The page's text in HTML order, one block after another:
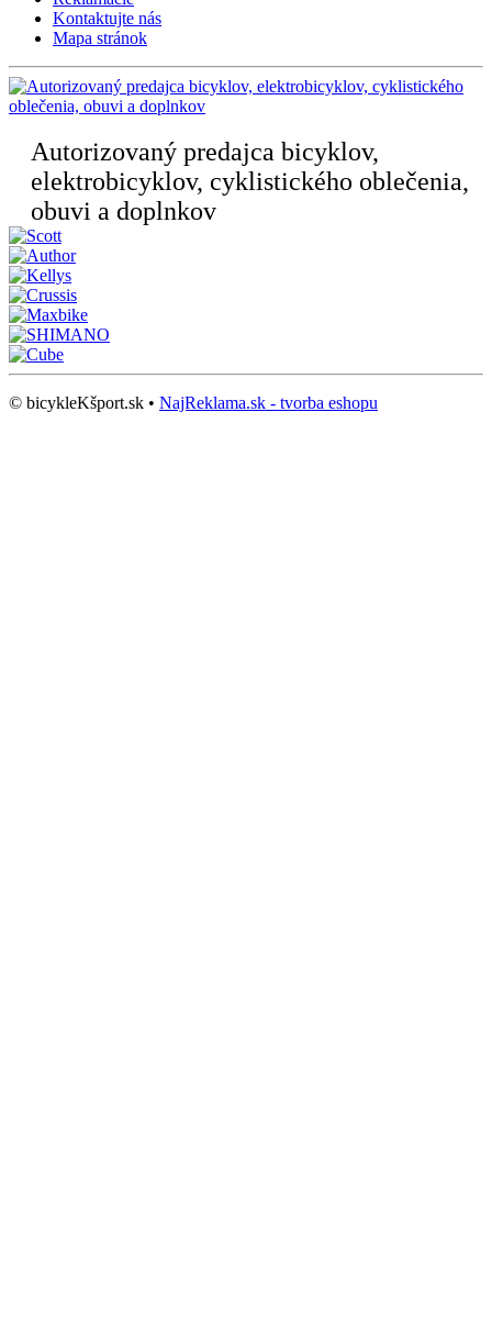
Kontaktujte nás
Mapa stránok
Autorizovaný predajca bicyklov,
elektrobicyklov, cyklistického oblečenia,
obuvi a doplnkov
© bicykleKšport.sk • NajReklama.sk - tvorba eshopu